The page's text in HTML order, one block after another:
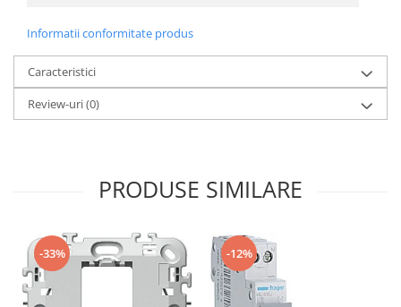
Informatii conformitate produs
Caracteristici
Review-uri(0)
PRODUSE SIMILARE
-33% -12%